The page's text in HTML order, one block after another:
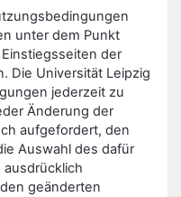
unter dem Punkt
der
Die Universität Leipzig
jederzeit zu
Änderung der
aufgefordert, den
Auswahl des dafür
geänderten